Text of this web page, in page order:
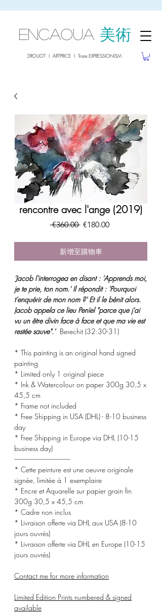
ENCAOUA 美術
DROUOT I ARTPRICE I Trans EXPRESSIONISM
rencontre avec l'ange (2019)
€360.00 一
價
格
€180.00促
價
新增至購物車
'Jacob l'interrogea en disant : 'Apprends moi,
je te prie, ton nom.' Il répondit : 'Pourquoi
t'enquérir de mon nom ?' Et il le bénit alors.
Jacob appela ce lieu Penïel "parce que j'ai
vu un être divin face à face et que ma vie est
restée sauve".' Berechit (32:30-31)
* This painting is an original hand signed
painting
* Limited only 1 original piece
* Ink & Watercolour on paper 300g 30,5 x
45,5 cm
* Frame not included
* Free Shipping in USA (DHL) - 8-10 business
day
* Free Shipping in Europe via DHL (10-15
business day)
-------------------------------------
* Cette peinture est une oeuvre originale
signée, limitée à 1 exemplaire
* Encre et Aquarelle sur papier grain fin
300g 30,5 x 45,5 cm
* Cadre non inclus
* Livraison offerte via DHL aux USA (8-10
jours ouvrés)
* Livraison offerte via DHL en Europe (10-15
jours ouvrés)
Contact me for more information
Limited Edition Prints numbered & signed
available